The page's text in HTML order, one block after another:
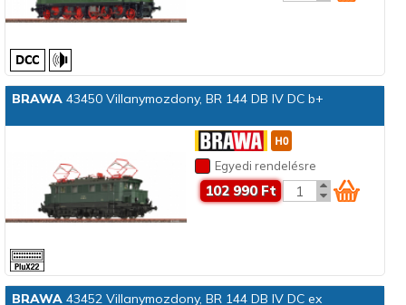
BRAWA43450 Villanymozdony, BR 144 DB IV DC b+
Egyedi rendelésre
102 990 Ft
BRAWA43452 Villanymozdony, BR 144 DB IV DC ex